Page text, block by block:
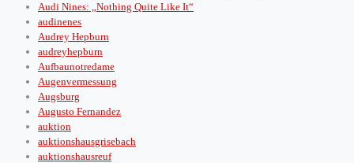
Audi Nines: „Nothing Quite Like It“
audinenes
Audrey Hepburn
audreyhepburn
Aufbaunotredame
Augenvermessung
Augsburg
Augusto Fernandez
auktion
auktionshausgrisebach
auktionshausreuf